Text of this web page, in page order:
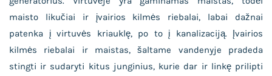
maisto likučiai ir įvairios kilmės riebalai, labai dažnai
patenka į virtuvės kriauklę, po to į kanalizaciją. Įvairios
kilmės riebalai ir maistas, šaltame vandenyje pradeda
stingti ir sudaryti kitus junginius, kurie dar ir linkę prilipti